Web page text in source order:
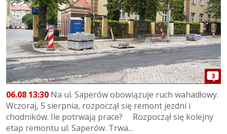
3
06.08 13:30 Na ul. Saperów obowiązuje ruch wahadłowy.
Wczoraj, 5 sierpnia, rozpoczął się remont jezdni i
chodników. Ile potrwają prace? Rozpoczął się kolejny
etap remontu ul. Saperów. Trwa...